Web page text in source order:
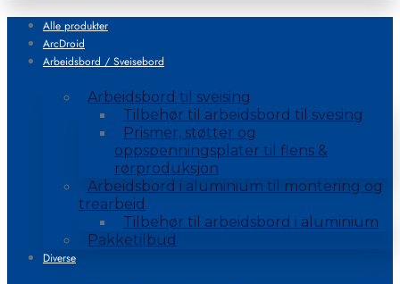
Alle produkter
ArcDroid
Arbeidsbord / Sveisebord
Arbeidsbord til sveising
Tilbehør til arbeidsbord til svesing
Prismer, støtter og
oppspenningsplater til flens &
rørproduksjon
Arbeidsbord i aluminium til montering og
trearbeid
Tilbehør til arbeidsbord i aluminium
Pakketilbud
Diverse